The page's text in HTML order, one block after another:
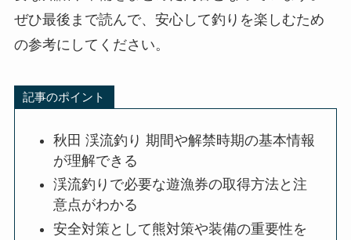
ぜひ最後まで読んで、安心して釣りを楽しむため
の参考にしてください。
記事のポイント
秋田 渓流釣り 期間や解禁時期の基本情報
が理解できる
渓流釣りで必要な遊漁券の取得方法と注
意点がわかる
安全対策として熊対策や装備の重要性を